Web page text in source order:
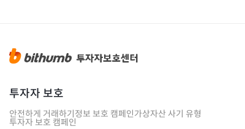
투자자 보호
안전하게 거래하기 정보 보호 캠페인가상자산 사기 유형
투자자 보호 캠페인